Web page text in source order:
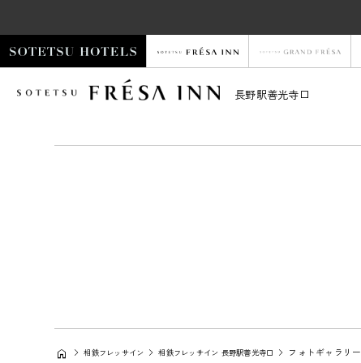
長野駅善光寺口
相鉄フレッサイン 相鉄フレッサイン 長野駅善光寺口 フォトギャラリー